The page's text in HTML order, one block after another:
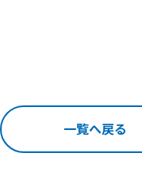
一覧へ戻る